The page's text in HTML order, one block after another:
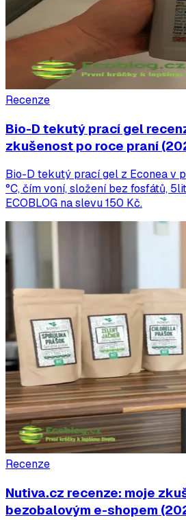
Recenze
Bio-D tekutý prací gel
zkušenost po roce praní
Bio-D tekutý prací gel z Econea v
°C, čím voní, složení bez fosfátů,
ECOBLOG na slevu 150 Kč.
Recenze
Nutiva.cz recenze: moje
bezobalovým e-shopem